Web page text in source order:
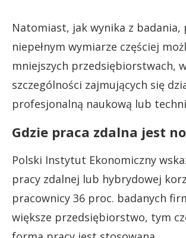
Natomiast, jak wynika z badania,
niepełnym wymiarze częściej
mniejszych przedsiębiorstwach,
szczególności zajmujących się
profesjonalną naukową lub
Gdzie praca zdalna jest
Polski Instytut Ekonomiczny
pracy zdalnej lub hybrydowej
pracownicy 36 proc. badanych
większe przedsiębiorstwo, tym